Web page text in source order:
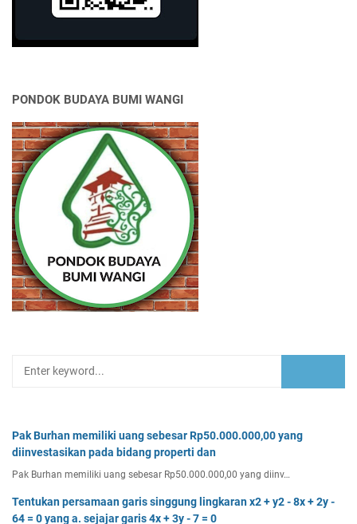
PONDOK BUDAYA BUMI WANGI
Pak Burhan memiliki uang sebesar Rp50.000.000,00 yang
diinvestasikan pada bidang properti dan
Pak Burhan memiliki uang sebesar Rp50.000.000,00 yang diinv…
Tentukan persamaan garis singgung lingkaran x2 + y2 - 8x + 2y -
64 = 0 yang a. sejajar garis 4x + 3y - 7 = 0